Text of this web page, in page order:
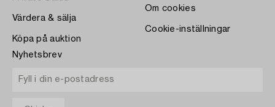
Värdera & sälja
Köpa på auktion
Om cookies
Cookie-inställningar
Nyhetsbrev